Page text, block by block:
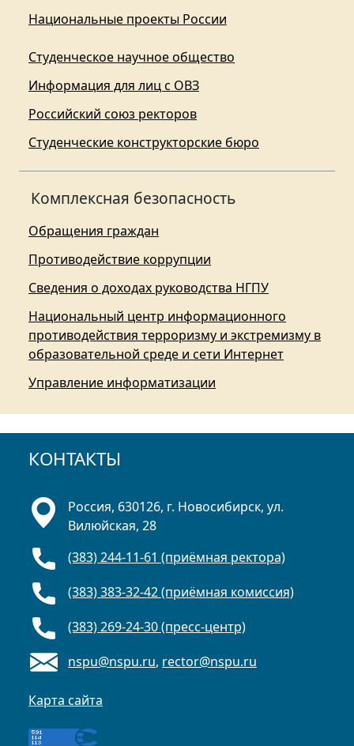
Национальные проекты России
Студенческое научное общество
Информация для лиц с ОВЗ
Российский союз ректоров
Студенческие конструкторские бюро
Комплексная безопасность
Обращения граждан
Противодействие коррупции
Сведения о доходах руководства НГПУ
Национальный центр информационного
противодействия терроризму и экстремизму в
образовательной среде и сети Интернет
Управление информатизации
КОНТАКТЫ
Россия, 630126, г. Новосибирск, ул.
Вилюйская, 28
(383) 244-11-61 (приёмная ректора)
(383) 383-32-42 (приёмная комиссия)
(383) 269-24-30 (пресс-центр)
nspu@nspu.ru, rector@nspu.ru
Карта сайта